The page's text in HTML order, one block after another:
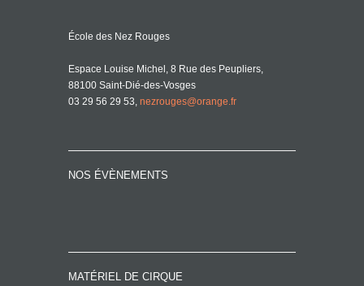
École des Nez Rouges
Espace Louise Michel, 8 Rue des Peupliers,
88100 Saint-Dié-des-Vosges
03 29 56 29 53, nezrouges@orange.fr
NOS ÉVÈNEMENTS
MATÉRIEL DE CIRQUE